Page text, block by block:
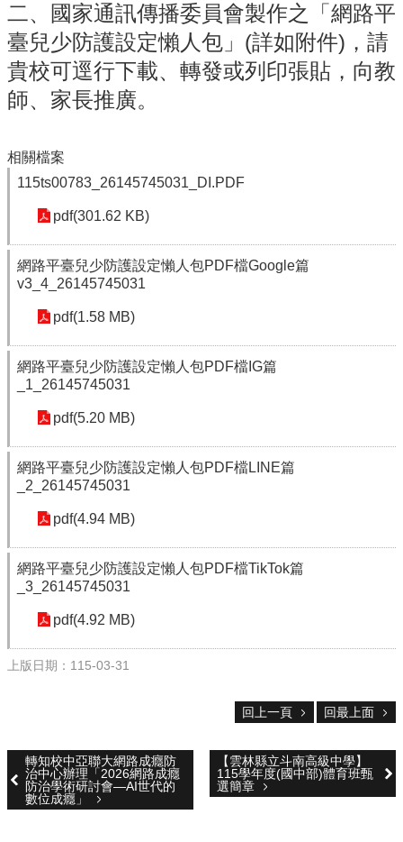
入
雲
林
縣
政
府
育
處
意
應
認
校
園
校
務
南
高
絲
頁
畫
新
生
二、國家通訊傳播委員會製作之「網路平
臺兒少防護設定懶人包」(詳如附件)，請
貴校可逕行下載、轉發或列印張貼，向教
師、家長推廣。
相關檔案
115ts00783_26145745031_DI.PDF
pdf(301.62 KB)
網路平臺兒少防護設定懶人包PDF檔Google篇
v3_4_26145745031
pdf(1.58 MB)
網路平臺兒少防護設定懶人包PDF檔IG篇
_1_26145745031
pdf(5.20 MB)
網路平臺兒少防護設定懶人包PDF檔LINE篇
_2_26145745031
pdf(4.94 MB)
網路平臺兒少防護設定懶人包PDF檔TikTok篇
_3_26145745031
pdf(4.92 MB)
上版日期：115-03-31
回上一頁 回最上面
轉知校中亞聯大網路成癮防
治中心辦理「2026網路成癮
防治學術研討會—AI世代的
數位成癮」
【雲林縣立斗南高級中學】
115學年度(國中部)體育班甄
選簡章